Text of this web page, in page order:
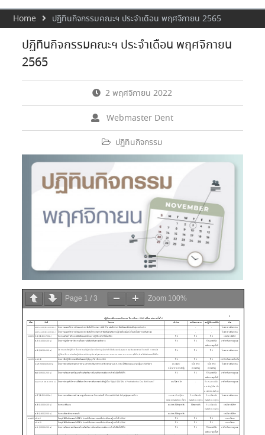
Home ปฏิทินกิจกรรมคณะฯ ประจำเดือน พฤศจิกายน 2565
ปฏิทินกิจกรรมคณะฯ ประจำเดือน พฤศจิกายน
2565
2 พฤศจิกายน 2022
Webmaster Dent
ปฏิทินกิจกรรม
Page 1 / 3 Zoom 100%